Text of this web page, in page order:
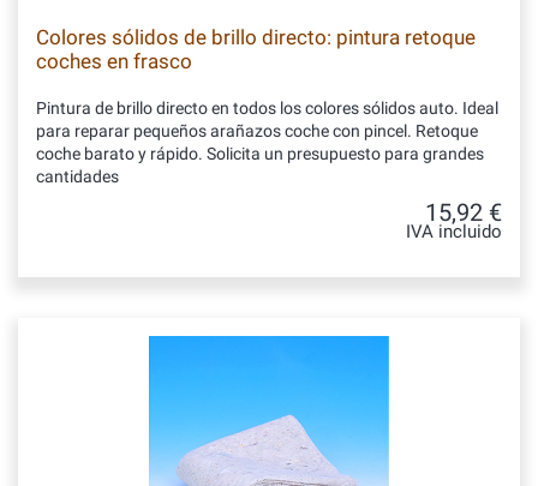
Colores sólidos de brillo directo: pintura retoque
coches en frasco
Pintura de brillo directo en todos los colores sólidos auto. Ideal
para reparar pequeños arañazos coche con pincel. Retoque
coche barato y rápido. Solicita un presupuesto para grandes
cantidades
15,92 €
IVA incluido